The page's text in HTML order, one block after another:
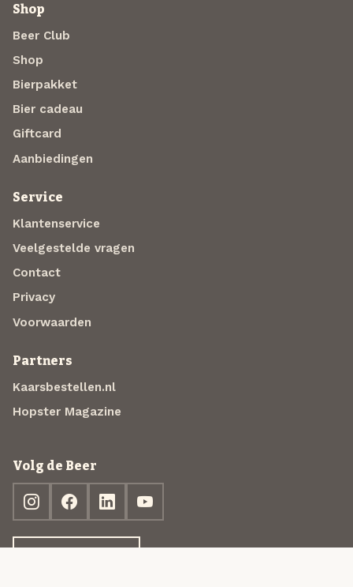
Shop
Beer Club
Shop
Bierpakket
Bier cadeau
Giftcard
Aanbiedingen
Service
Klantenservice
Veelgestelde vragen
Contact
Privacy
Voorwaarden
Partners
Kaarsbestellen.nl
Hopster Magazine
Volg de Beer